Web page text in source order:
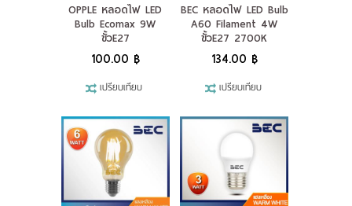
เกี่ยวกับเรา
ผลงานของเรา
ดาวน์โหลดแคตตาล็อค
ขอใบเสนอราคา
ขั้นตอนการสั่งซื้อ
OPPLE หลอดไฟ LED
Bulb Ecomax 9W
ขั้วE27
100.00 ฿
เปรียบเทียบ
BEC หลอดไฟ LED Bulb
A60 Filament 4W
ขั้วE27 2700K
134.00 ฿
เปรียบเทียบ